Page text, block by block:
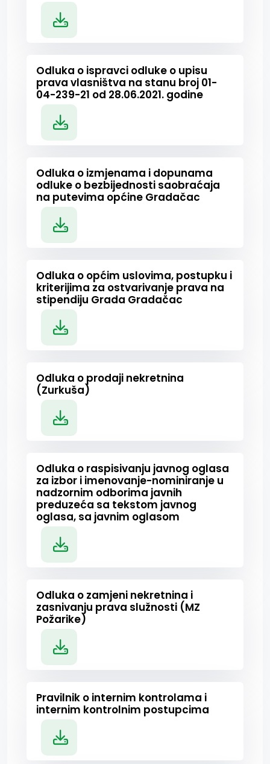
Odluka o ispravci odluke o upisu
prava vlasništva na stanu broj 01-
04-239-21 od 28.06.2021. godine
Odluka o izmjenama i dopunama
odluke o bezbijednosti saobraćaja
na putevima općine Gradačac
Odluka o općim uslovima, postupku i
kriterijima za ostvarivanje prava na
stipendiju Grada Gradačac
Odluka o prodaji nekretnina
(Zurkuša)
Odluka o raspisivanju javnog oglasa
za izbor i imenovanje-nominiranje u
nadzornim odborima javnih
preduzeća sa tekstom javnog
oglasa, sa javnim oglasom
Odluka o zamjeni nekretnina i
zasnivanju prava služnosti (MZ
Požarike)
Pravilnik o internim kontrolama i
internim kontrolnim postupcima